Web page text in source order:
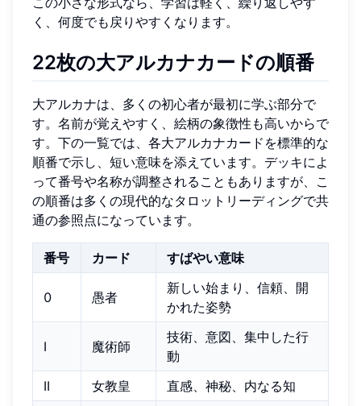
く、何度でも戻りやすくなります。
22枚の大アルカナカードの順番
大アルカナは、多くの初心者が最初に学ぶ部分で
す。名前が覚えやすく、絵柄の象徴性も高いからで
す。下の一覧では、各大アルカナカードを標準的な
順番で示し、短い意味を添えています。デッキによ
って番号や名称が調整されることもありますが、こ
の順番は多くの現代的なタロットリーディングで共
通の参照点になっています。
番号 カード すばやい意味
0 愚者
新しい始まり、信頼、開
かれた姿勢
I 魔術師
技術、意図、集中した行
動
II
女教皇
直感、神秘、内なる知